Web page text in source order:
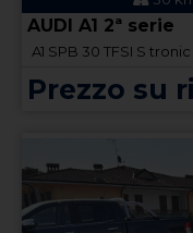
AUDI A1 2ª serie
A1 SPB 30 TFSI S
Prezzo su